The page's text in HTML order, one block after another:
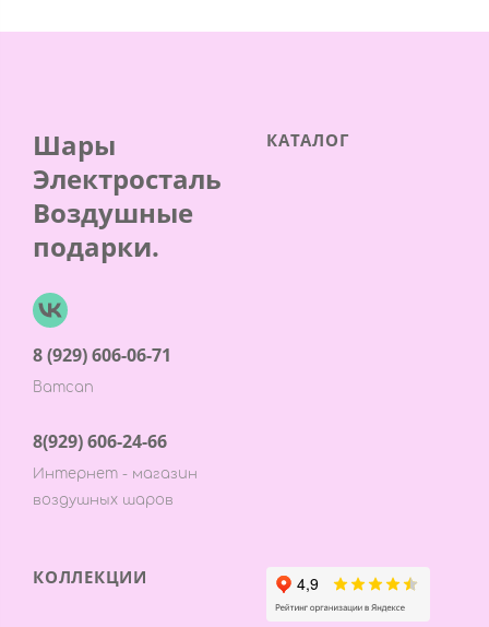
Шары
Электросталь
Воздушные
подарки.
8 (929) 606-06-71
Ватсап
8(929) 606-24-66
Интернет - магазин
воздушных шаров
КАТАЛОГ
КОЛЛЕКЦИИ